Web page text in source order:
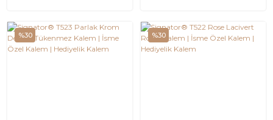
%30 %30